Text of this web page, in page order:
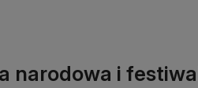
narodowa i